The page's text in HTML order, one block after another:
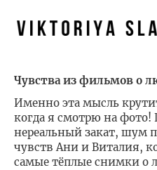
Чувства из фильмов о
Именно эта мысль
когда я смотрю на фото!
нереальный закат, шум
чувств Ани и Виталия,
самые тёплые снимки о